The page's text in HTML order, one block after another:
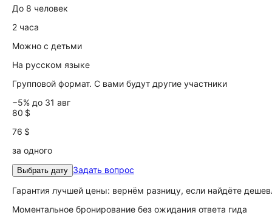
До 8 человек
2 часа
Можно с детьми
На русском языке
Групповой формат. С вами будут другие участники
−5% до 31 авг
80 $
76 $
за одного
Выбрать дату Задать вопрос
Гарантия лучшей цены: вернём разницу, если найдёте
Моментальное бронирование без ожидания ответа гида